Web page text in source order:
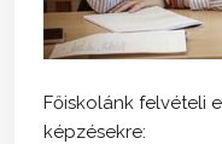
Főiskolánk felvételi
képzésekre: